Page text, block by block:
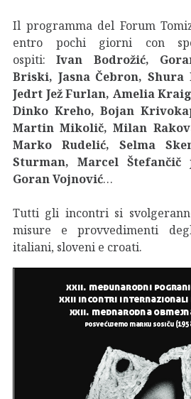
Il programma del Forum
entro pochi giorni con
ospiti:Ivan Bodrožić,
Briski, Jasna Čebron, Shura
Jedrt Jež Furlan, Amelia
Dinko Kreho, Bojan
Martin Mikolič, Milan
Marko Rudelić, Selma
Sturman, Marcel Štefančič
Goran Vojnović…
Tutti gli incontri si
misure e provvedimenti
italiani, sloveni e croati.